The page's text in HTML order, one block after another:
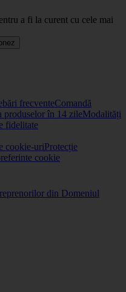
a fi la curent cu cele mai
frecventeComandă
produselor în 14 zileModalități
fidelitate
cookie-uriProtecție
cookie